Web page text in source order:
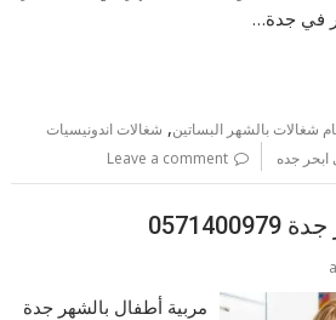
في جدة…
شغالات بالشهر البساتين, شغالات اندونيسيات
جده Leave a comment
مربية أطفال بالشهر جدة